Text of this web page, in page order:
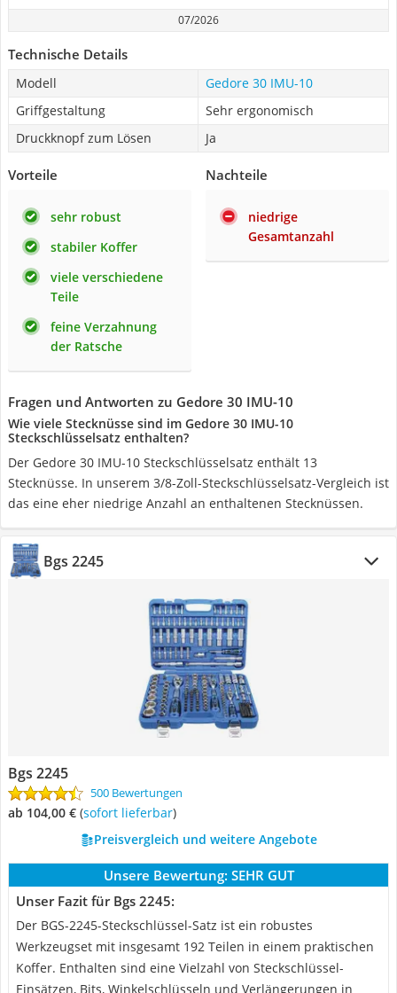
07/2026
Technische Details
Modell
Gedore 30 IMU-10
Griffgestaltung
Sehr ergonomisch
Druckknopf zum Lösen
Ja
Vorteile
sehr robust
stabiler Koffer
viele verschiedene
Teile
feine Verzahnung
der Ratsche
Nachteile
niedrige
Gesamtanzahl
Fragen und Antworten zu Gedore 30 IMU-10
Wie viele Stecknüsse sind im Gedore 30 IMU-10
Steckschlüsselsatz enthalten?
Der Gedore 30 IMU-10 Steckschlüsselsatz enthält 13
Stecknüsse. In unserem 3/8-Zoll-Steckschlüsselsatz-Vergleich ist
das eine eher niedrige Anzahl an enthaltenen Stecknüssen.
Bgs 2245
Bgs 2245
500 Bewertungen
ab 104,00 € ( Sofort lieferbar)
Preisvergleich und weitere Angebote
Unsere Bewertung: SEHR GUT
Unser Fazit für Bgs 2245:
Der BGS-2245-Steckschlüssel-Satz ist ein robustes
Werkzeugset mit insgesamt 192 Teilen in einem praktischen
Koffer. Enthalten sind eine Vielzahl von Steckschlüssel-
Einsätzen, Bits, Winkelschlüsseln und Verlängerungen in